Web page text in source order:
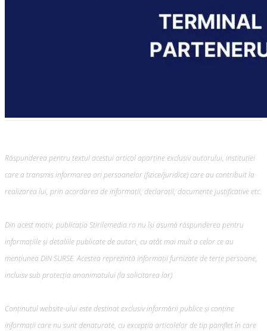
Răspunderea pentru textul acestui articol aparține exclusiv autorului, instituției
care a transmis informarea ori persoanelor (fizice/juridice) care au contribuit la
realizarea lui, prin acordarea de informații, declarații, documente justificative etc.
Din acest motiv, publicația Stirilemedia.ro nu își asumă răspunderea pentru
informațiile și detaliile publicate de autori, cu atât mai mult a celor ce au
mențiunea DIN SURSE. Acestea reprezintă informații furnizate de terțe persoane,
incluisv sub protecția anonimatului (la solicitarea lor).
Conținutul website-ului este destinat exclusiv informării publice și conține
informații care nu sunt denaturate, cu excepția articolelor de tip pamflet în care